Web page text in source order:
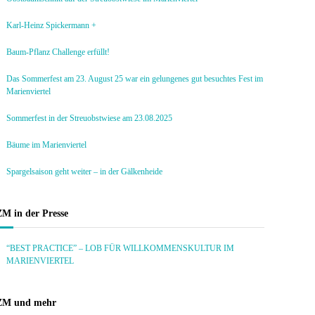
Karl-Heinz Spickermann +
Baum-Pflanz Challenge erfüllt!
Das Sommerfest am 23. August 25 war ein gelungenes gut besuchtes Fest im
Marienviertel
Sommerfest in der Streuobstwiese am 23.08.2025
Bäume im Marienviertel
Spargelsaison geht weiter – in der Gälkenheide
in der Presse
“BEST PRACTICE” – LOB FÜR WILLKOMMENSKULTUR IM
MARIENVIERTEL
und mehr